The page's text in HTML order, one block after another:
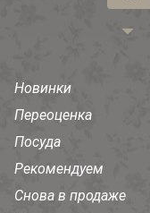
Новинки
Переоценка
Посуда
Рекомендуем
Снова в продаже